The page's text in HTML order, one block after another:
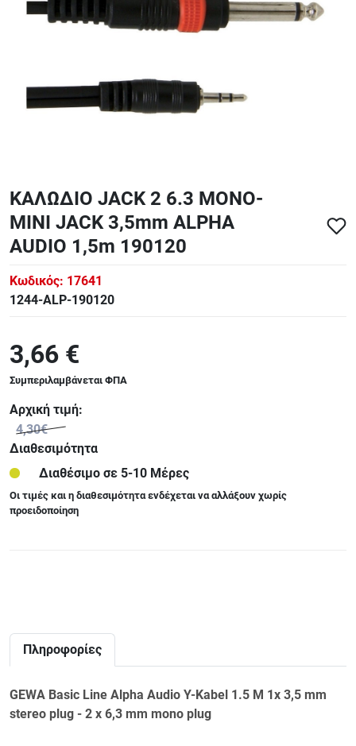
ΚΑΛΩΔΙΟ JACK 2 6.3 ΜΟΝΟ-
MINI JACK 3,5mm ALPHA
AUDIO 1,5m 190120
Κωδικός: 17641
1244-ALP-190120
3,66 €
Συμπεριλαμβάνεται ΦΠΑ
Αρχική τιμή:
4,30€
Διαθεσιμότητα
Διαθέσιμο σε 5-10 Μέρες
Οι τιμές και η διαθεσιμότητα ενδέχεται να αλλάξουν χωρίς
προειδοποίηση
Πληροφορίες
GEWA Basic Line Alpha Audio Y-Kabel 1.5 M 1x 3,5 mm
stereo plug - 2 x 6,3 mm mono plug
ΑΞΕΣΟΥΑΡ - ΑΝΤΑΛΛΑΚΤΙΚΑ ΚΙΘΑΡΑΣ ΜΠΑΣΟΥ